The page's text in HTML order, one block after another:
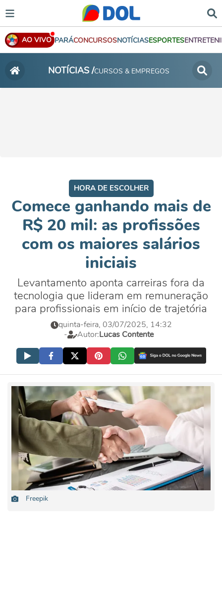
AO VIVO PARÁCONCURSOSNOTÍCIASESPORTES
NOTÍCIAS /CURSOS & EMPREGOS
HORA DE ESCOLHER
Comece ganhando mais de
R$ 20 mil: as profissões
com os maiores salários
iniciais
Levantamento aponta carreiras fora da
tecnologia que lideram em remuneração
para profissionais em início de trajetória
quinta-feira, 03/07/2025, 14:32
-
Autor:Lucas Contente
Freepik